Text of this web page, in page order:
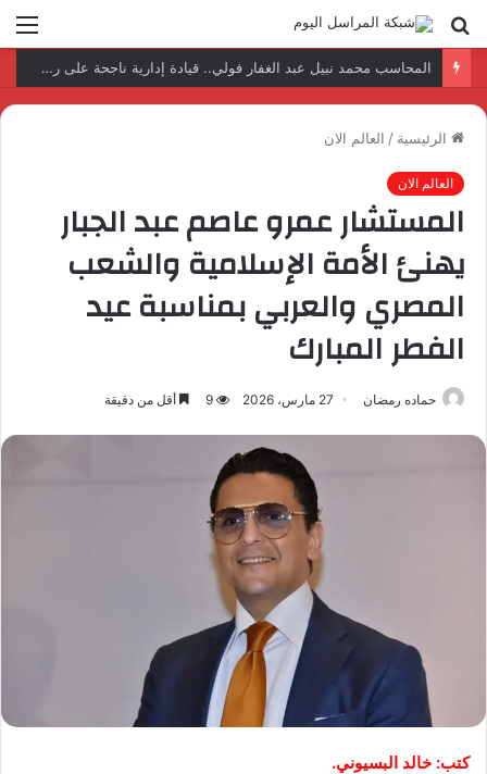
بحث
عن
نتائج إيجابية بعد زيارة وفد الجامعة المصرية النتائج إيجابية بعد زيارة وفد الجامعة المصرية الروسية لمصنع الإلكترونياتروسية لمصنع الإلكترونيات
الرئيسية / العالم الان
العالم الان
المستشار عمرو عاصم عبد الجبار
يهنئ الأمة الإسلامية والشعب
المصري والعربي بمناسبة عيد
الفطر المبارك
حماده رمضان 27 مارس، 2026 9 أقل من دقيقة
كتب: خالد البسيوني.